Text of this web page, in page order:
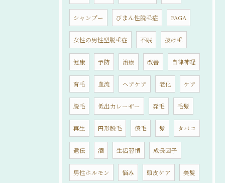
シャンプー びまん性脱毛症 FAGA
女性の男性型脱毛症 不眠 抜け毛
健康 予防 治療 改善 自律神経
育毛 血流 ヘアケア 老化 ケア
脱毛 低出力レーザー 発毛 毛髪
再生 円形脱毛 億毛 髪 タバコ
遺伝 酒 生活習慣 成長因子
男性ホルモン 悩み 頭皮ケア 美髪